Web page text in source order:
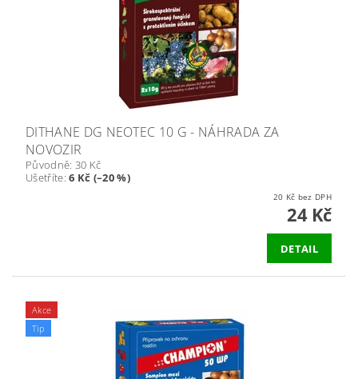
DITHANE DG NEOTEC 10 G - NÁHRADA ZA
NOVOZIR
Původně: 30 Kč
Ušetříte:6 Kč (–20 %)
20 Kč bez DPH
24 Kč
DETAIL
Akce
Tip